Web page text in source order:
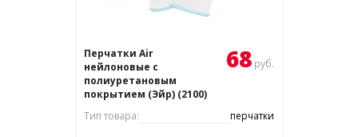
Перчатки Air
нейлоновые с
полиуретановым
покрытием (Эйр) (2100)
68 руб.
Тип товара: перчатки